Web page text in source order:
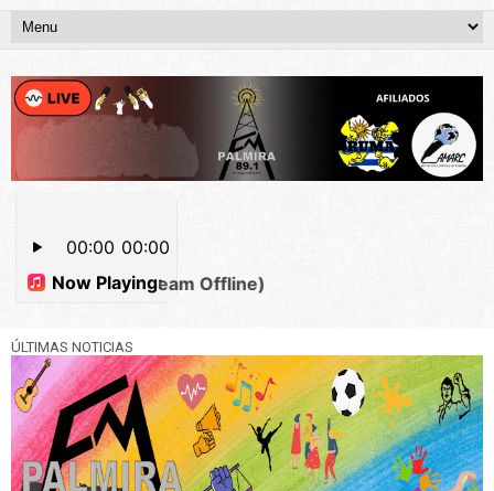
ÚLTIMAS NOTICIAS